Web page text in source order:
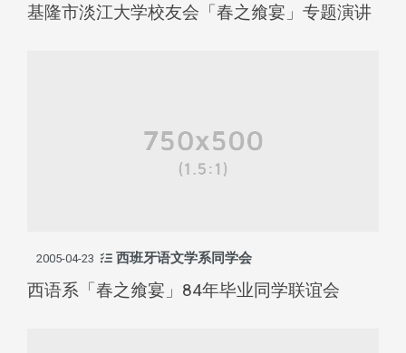
基隆市淡江大学校友会「春之飨宴」专题演讲
2005-04-23 西班牙语文学系同学会
西语系「春之飨宴」84年毕业同学联谊会